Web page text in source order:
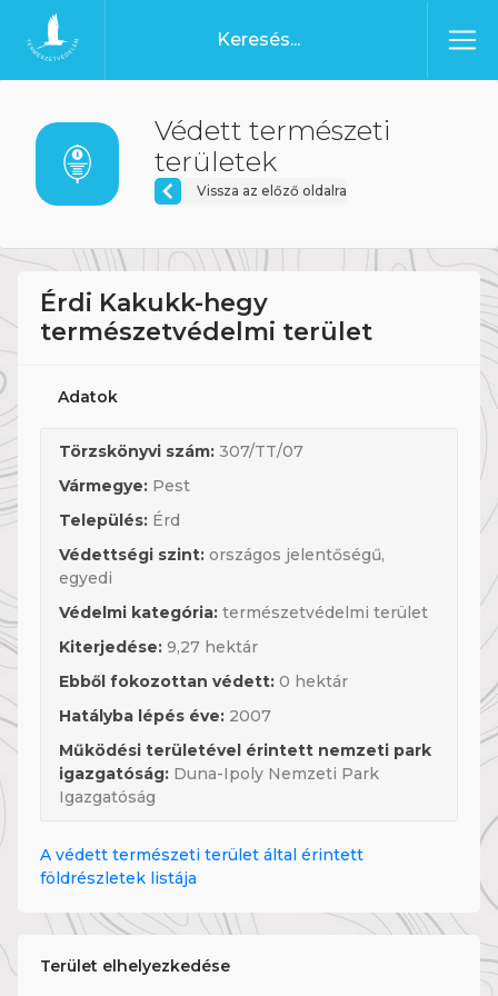
Ugrás a tartalomhoz
Főoldal
Védett természeti
területek
Vissza az előző oldalra
Érdi Kakukk-hegy
természetvédelmi terület
Adatok
Törzskönyvi szám: 307/TT/07
Vármegye: Pest
Település: Érd
Védettségi szint: országos jelentőségű,
egyedi
Védelmi kategória: természetvédelmi terület
Kiterjedése: 9,27 hektár
Ebből fokozottan védett: 0 hektár
Hatályba lépés éve: 2007
Működési területével érintett nemzeti park
igazgatóság: Duna-Ipoly Nemzeti Park
Igazgatóság
A védett természeti terület által érintett
földrészletek listája
Terület elhelyezkedése